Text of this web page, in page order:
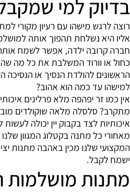
בדיוק למי
רוצה לרגש מישהו עם רעיון מקורי
אליו היא נשלחת תהפוך אותה
חברה קרובה ילדה, אפשר לשמח
כחול או וורוד המשלבת את כל מה
הראשונים להולדת הנסיך או הנסיכה
למישהו עד כמה הוא אהוב?
אין כמו זר יפהפה מלא פרלינים
מתקרב? סלסלה מלאה שוקולדים
איכותיות לצד בקבוק יין יכולה
מאחורי כל מתנה בקטלוג המגוון
המקצועי שלנו מכין באהבה מתנות
ישמח לקבל.
מתנות מושלמות